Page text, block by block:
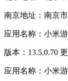
南京地址：南京
应用名称：小米
版本：13.5.0.70
应用名称：小米